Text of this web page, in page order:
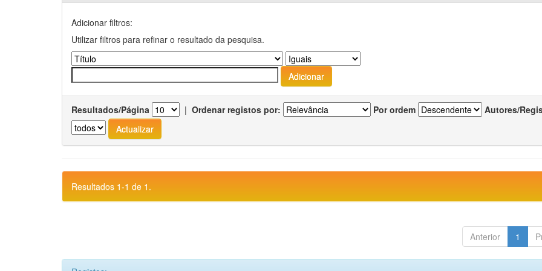
Adicionar filtros:
Utilizar filtros para refinar o resultado da pesquisa.
Resultados/Página | Ordenar registos por: Por ordem Autores/
Resultados 1-1 de 1.
Anterior 1